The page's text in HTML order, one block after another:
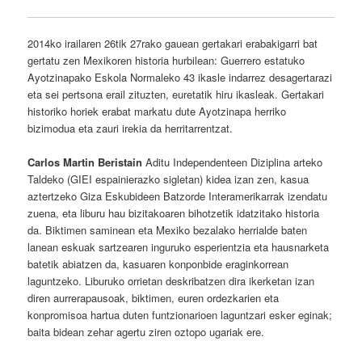
2014ko irailaren 26tik 27rako gauean gertakari erabakigarri bat
gertatu zen Mexikoren historia hurbilean: Guerrero estatuko
Ayotzinapako Eskola Normaleko 43 ikasle indarrez desagertarazi
eta sei pertsona erail zituzten, euretatik hiru ikasleak. Gertakari
historiko horiek erabat markatu dute Ayotzinapa herriko
bizimodua eta zauri irekia da herritarrentzat.
Carlos Martin BeristainAditu Independenteen Diziplina arteko
Taldeko (GIEI espainierazko sigletan) kidea izan zen, kasua
aztertzeko Giza Eskubideen Batzorde Interamerikarrak izendatu
zuena, eta liburu hau bizitakoaren bihotzetik idatzitako historia
da. Biktimen saminean eta Mexiko bezalako herrialde baten
lanean eskuak sartzearen inguruko esperientzia eta hausnarketa
batetik abiatzen da, kasuaren konponbide eraginkorrean
laguntzeko. Liburuko orrietan deskribatzen dira ikerketan izan
diren aurrerapausoak, biktimen, euren ordezkarien eta
konpromisoa hartua duten funtzionarioen laguntzari esker eginak;
baita bidean zehar agertu ziren oztopo ugariak ere.